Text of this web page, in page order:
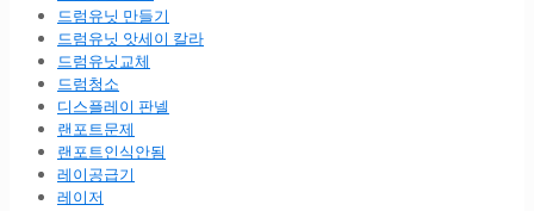
드럼유닛 만들기
드럼유닛 앗세이 칼라
드럼유닛교체
드럼청소
디스플레이 판넬
랜포트문제
랜포트인식안됨
레이공급기
레이저